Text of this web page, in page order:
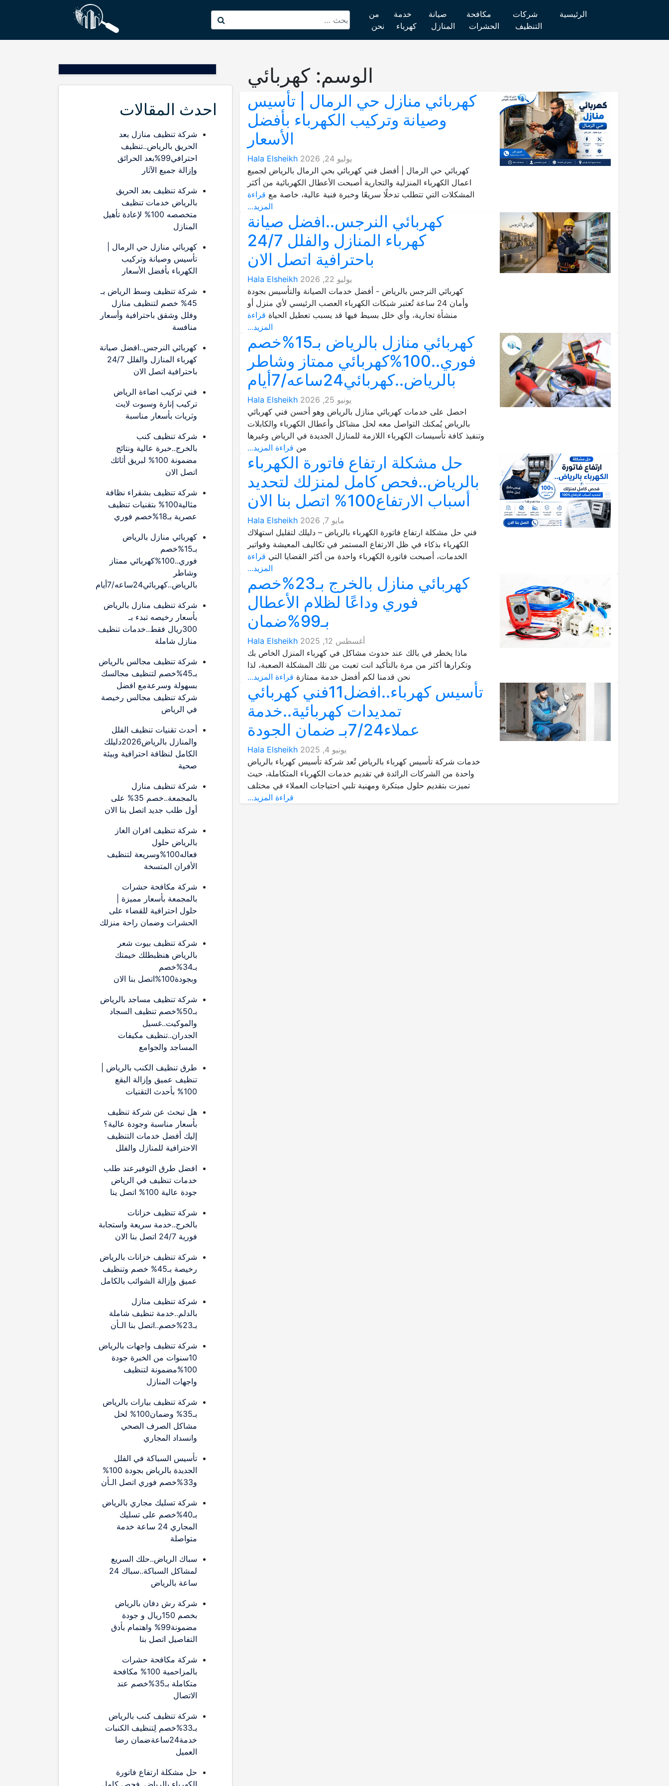
الرئيسية
شركات
التنظيف
مكافحة
الحشرات
صيانة
المنازل
خدمة
كهرباء
من
نحن
عن:
الوسم: كهربائي
كهربائي منازل حي الرمال | تأسيس
وصيانة وتركيب الكهرباء بأفضل
الأسعار
يوليو 24, 2026
Hala Elsheikh
كهربائي حي الرمال | أفضل فني كهربائي بحي الرمال بالرياض لجميع
اعمال الكهرباء المنزلية والتجارية أصبحت الأعطال الكهربائية من أكثر
المشكلات التي تتطلب تدخلًا سريعًا وخبرة فنية عالية، خاصة مع قراءة
المزيد...
كهربائي النرجس..افضل صيانة
كهرباء المنازل والفلل 24/7
باحترافية اتصل الان
يوليو 22, 2026
Hala Elsheikh
كهربائي النرجس بالرياض - أفضل خدمات الصيانة والتأسيس بجودة
وأمان 24 ساعة تُعتبر شبكات الكهرباء العصب الرئيسي لأي منزل أو
منشأة تجارية، وأي خلل بسيط فيها قد يسبب تعطيل الحياة قراءة
المزيد...
كهربائي منازل بالرياض بـ15%خصم
فوري..100%كهربائي ممتاز وشاطر
بالرياض..كهربائي24ساعه/7أيام
يونيو 25, 2026
Hala Elsheikh
احصل على خدمات كهربائي منازل بالرياض وهو أحسن فني كهربائي
بالرياض يُمكنك التواصل معه لحل مشاكل وأعطال الكهرباء والكابلات
وتنفيذ كافة تأسيسات الكهرباء اللازمة للمنازل الجديدة في الرياض وغيرها
من قراءة المزيد...
حل مشكلة ارتفاع فاتورة الكهرباء
بالرياض..فحص كامل لمنزلك لتحديد
أسباب الارتفاع100% اتصل بنا الان
مايو 7, 2026
Hala Elsheikh
فني حل مشكلة ارتفاع فاتورة الكهرباء بالرياض – دليلك لتقليل استهلاك
الكهرباء بذكاء في ظل الارتفاع المستمر في تكاليف المعيشة وفواتير
الخدمات، أصبحت فاتورة الكهرباء واحدة من أكثر القضايا التي قراءة
المزيد...
كهربائي منازل بالخرج بـ23%خصم
فوري وداعًا لظلام الأعطال
بـ99%ضمان
أغسطس 12, 2025
Hala Elsheikh
ماذا يخطر في بالك عند حدوث مشاكل في كهرباء المنزل الخاص بك
وتكرارها أكثر من مرة بالتأكيد انت تعبت من تلك المشكلة الصعبة، لذا
نحن قدمنا لكم أفضل خدمة ممتازة قراءة المزيد...
تأسيس كهرباء..افضل11فني كهربائي
تمديدات كهربائية..خدمة
عملاء7/24بـ ضمان الجودة
يونيو 4, 2025
Hala Elsheikh
خدمات شركة تأسيس كهرباء بالرياض تُعد شركة تأسيس كهرباء بالرياض
واحدة من الشركات الرائدة في تقديم خدمات الكهرباء المتكاملة، حيث
تميزت بتقديم حلول مبتكرة ومهنية تلبي احتياجات العملاء في مختلف
قراءة المزيد...
احدث المقالات
شركة تنظيف منازل بعد
الحريق بالرياض..تنظيف
احترافي99%بعد الحرائق
وإزالة جميع الآثار
شركة تنظيف بعد الحريق
بالرياض خدمات تنظيف
متخصصه 100% لإعادة تأهيل
المنازل
كهربائي منازل حي الرمال |
تأسيس وصيانة وتركيب
الكهرباء بأفضل الأسعار
شركة تنظيف وسط الرياض بـ
45% خصم لتنظيف منازل
وفلل وشقق باحترافية وأسعار
منافسة
كهربائي النرجس..افضل صيانة
كهرباء المنازل والفلل 24/7
باحترافية اتصل الان
فني تركيب اضاءة الرياض
تركيب إنارة وسبوت لايت
وثريات بأسعار مناسبة
شركة تنظيف كنب
بالخرج..خبرة عالية ونتائج
مضمونة 100% لبريق أثاثك
اتصل الان
شركة تنظيف بشقراء نظافة
مثالية100% بتقنيات تنظيف
عصرية بـ18%خصم فوري
كهربائي منازل بالرياض
بـ15%خصم
فوري..100%كهربائي ممتاز
وشاطر
بالرياض..كهربائي24ساعه/7أيام
شركة تنظيف منازل بالرياض
بأسعار رخيصه تبدء بـ
300ريال فقط..خدمات تنظيف
منازل شاملة
شركة تنظيف مجالس بالرياض
بـ45%خصم لتنظيف مجالسك
بسهولة وسرعةمع افضل
شركة تنظيف مجالس رخيصة
في الرياض
أحدث تقنيات تنظيف الفلل
والمنازل بالرياض2026دليلك
الكامل لنظافة احترافية وبيئة
صحية
شركة تنظيف منازل
بالمجمعة..خصم 35% على
أول طلب جديد اتصل بنا الان
شركة تنظيف افران الغاز
بالرياض حلول
فعاله100%وسريعة لتنظيف
الأفران المتسخة
شركة مكافحة حشرات
بالمجمعة بأسعار مميزة |
حلول احترافية للقضاء على
الحشرات وضمان راحة منزلك
شركة تنظيف بيوت شعر
بالرياض هنظبطلك خيمتك
بـ34%خصم
وبجودة100%اتصل بنا الان
شركة تنظيف مساجد بالرياض
بـ50%خصم تنظيف السجاد
والموكيت..غسيل
الجدران..تنظيف مكيفات
المساجد والجوامع
طرق تنظيف الكنب بالرياض |
تنظيف عميق وإزالة البقع
100% بأحدث التقنيات
هل تبحث عن شركة تنظيف
بأسعار مناسبة وجودة عالية؟
إليك أفضل خدمات التنظيف
الاحترافية للمنازل والفلل
افضل طرق التوفيرعند طلب
خدمات تنظيف في الرياض
جودة عالية 100% اتصل ينا
شركة تنظيف خزانات
بالخرج..خدمة سريعة واستجابة
فورية 24/7 اتصل بنا الان
شركة تنظيف خزانات بالرياض
رخيصة بـ45% خصم وتنظيف
عميق وإزالة الشوائب بالكامل
شركة تنظيف منازل
بالدلم..خدمة تنظيف شاملة
بـ23%خصم..اتصل بنا الـأن
شركة تنظيف واجهات بالرياض
10سنوات من الخبرة جودة
100%مضمونة لتنظيف
واجهات المنازل
شركة تنظيف بيارات بالرياض
بـ35% وضمان100% لحل
مشاكل الصرف الصحي
وانسداد المجاري
تأسيس السباكة في الفلل
الجديدة بالرياض بجودة 100%
و33%خصم فوري اتصل الـأن
شركة تسليك مجاري بالرياض
بـ40%خصم على تسليك
المجاري 24 ساعة خدمة
متواصلة
سباك الرياض..حلك السريع
لمشاكل السباكة..سباك 24
ساعة بالرياض
شركة رش دفان بالرياض
بخصم 150ريال و جودة
مضمونة99% واهتمام بأدق
التفاصيل اتصل بنا
شركة مكافحة حشرات
بالمزاحمية 100% مكافحة
متكاملة بـ35%خصم عند
الاتصال
شركة تنظيف كنب بالرياض
بـ33%خصم لِتنظيف الكنبات
خدمة24ساعةضمان رضا
العميل
حل مشكلة ارتفاع فاتورة
الكهرباء بالرياض..فحص كامل